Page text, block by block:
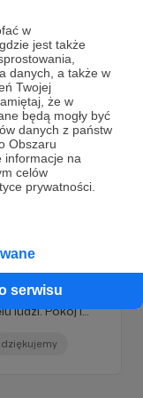
w
jest także
danych, a także w
Twojej
że w
będą mogły być
danych z państw
Obszaru
informacje na
celów
prywatności.
serwisu
kanał
Wam możemy
ludzi. Pokój i
dziękujemy